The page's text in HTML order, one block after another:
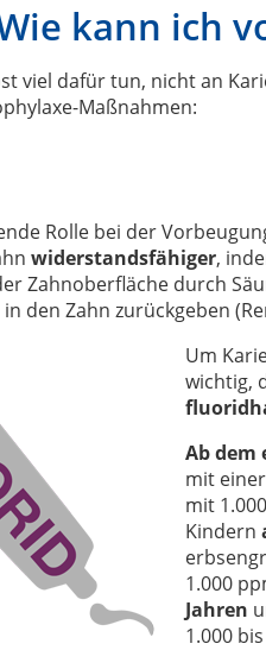
kann ich
viel dafür tun, nicht an
Maßnahmen:
Rolle bei der
widerstandsfähiger,
Zahnoberfläche durch
den Zahn zurückgeben
Um
wichtig,
Ab dem
mit
mit
Kindern
1.000
Jahren
1.000